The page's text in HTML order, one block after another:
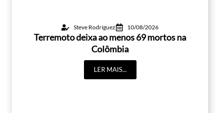
Steve Rodríguez 10/08/2026
Terremoto deixa ao menos 69 mortos na
Colômbia
LER MAIS...